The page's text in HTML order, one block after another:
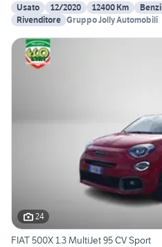
Usato
12/2020 12400 Km
Rivenditore Gruppo Jolly Automobili
24
FIAT 500X 1.3 MultiJet 95 CV Sport